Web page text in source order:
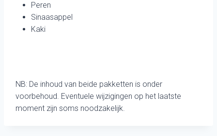
Peren
Sinaasappel
Kaki
NB: De inhoud van beide pakketten is onder
voorbehoud. Eventuele wijzigingen op het laatste
moment zijn soms noodzakelijk.